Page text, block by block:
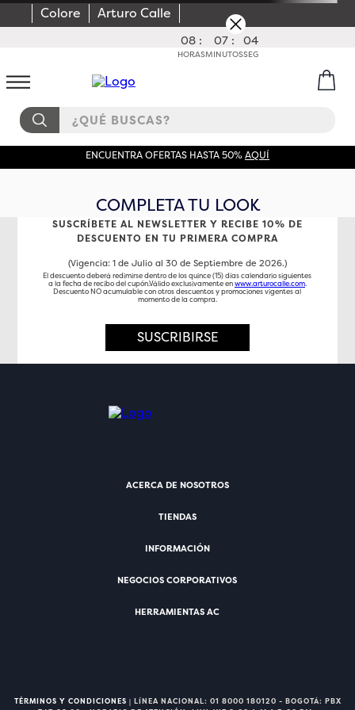
Colore Arturo Calle
08 :
HORAS
07 :
MINUTOS
04
SEG
¿QUÉ BUSCAS?
ENCUENTRA OFERTAS HASTA 50%AQUÍ
COMPLETA TU LOOK
SUSCRÍBETE AL NEWSLETTER Y RECIBE 10% DE
DESCUENTO EN TU PRIMERA COMPRA
(Vigencia: 1 de Julio al 30 de Septiembre de 2026.)
El descuento deberá redimirse dentro de los quince (15) días calendario siguientes
a la fecha de recibo del cupón.Válido exclusivamente enwww.arturocalle.com.
Descuento NO acumulable con otros descuentos y promociones vigentes al
momento de la compra.
SUSCRIBIRSE
ACERCA DE NOSOTROS
TIENDAS
INFORMACIÓN
NEGOCIOS CORPORATIVOS
HERRAMIENTAS AC
TÉRMINOS Y CONDICIONES | LÍNEA NACIONAL: 01 8000 180120 - BOGOTÁ: PBX